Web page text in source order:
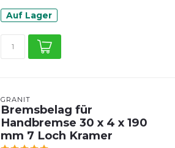
Auf Lager
GRANIT
Bremsbelag für
Handbremse 30 x 4 x 190
mm 7 Loch Kramer